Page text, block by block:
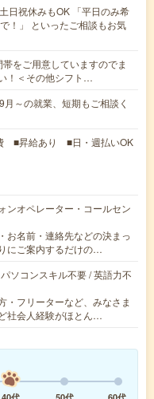
日祝休みもOK 「平日のみ希
！」 といったご相談もお気
をご用意していますのでま
！＜その他シフト…
～の就業、短期もご相談く
■昇給あり ■日・週払いOK
ンオペレーター・コールセン
お名前・連絡先などの決まっ
にご案内するだけの…
ソコンスキル不要 / 英語力不
フリーターなど、みなさま
社会人経験がほとん…